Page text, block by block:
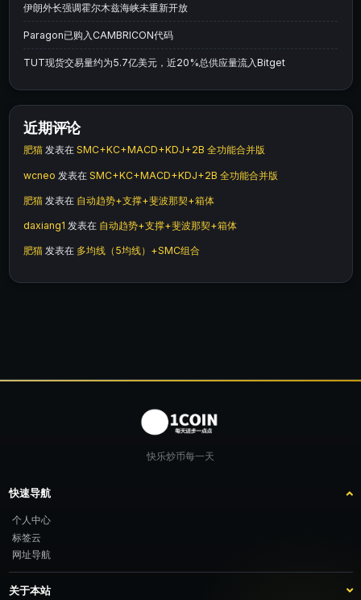
伊朗外长强调霍尔木兹海峡未重新开放
Paragon已购入CAMBRICON代码
TUT现货交易量约为5.7亿美元，近20%总供应量流入Bitget
近期评论
肥猫 发表在 SMC+KC+MACD+KDJ+2B 全功能合并版
wcneo 发表在 SMC+KC+MACD+KDJ+2B 全功能合并版
肥猫 发表在 自动趋势+支撑+斐波那契+箱体
daxiang1 发表在 自动趋势+支撑+斐波那契+箱体
肥猫 发表在 多均线（5均线）+SMC组合
快乐炒币每一天
快速导航
个人中心
标签云
网址导航
关于本站